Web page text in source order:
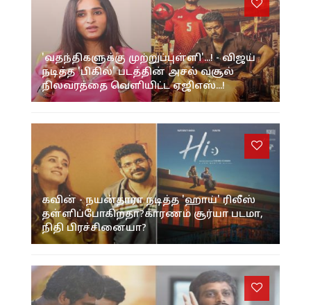
'வதந்திகளுக்கு முற்றுப்புள்ளி'...! - விஜய்
நடித்த 'பிகில்' படத்தின் அசல் வசூல்
நிலவரத்தை வெளியிட்ட ஏஜிஎஸ்...!
கவின் - நயன்தாரா நடித்த 'ஹாய்' ரிலீஸ்
தள்ளிப்போகிறதா?காரணம் சூர்யா படமா,
நிதி பிரச்சினையா?